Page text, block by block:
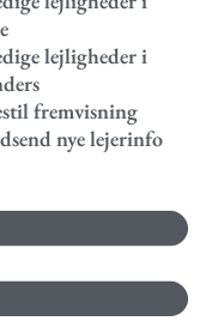
lejligheder i
fremvisning
nye lejerinfo